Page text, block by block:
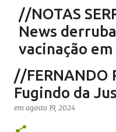
//NOTAS
News
vacinação
SALETE SILVA SAÚDE
VIVA! SERRA NEGRA NO AR
//FERNANDO
Fugindo da
em agosto 19, 2024